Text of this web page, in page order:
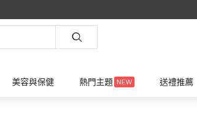
美容與保健 熱門主題 NEW 送禮推薦